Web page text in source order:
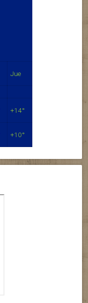
Jue
+14°
+10°